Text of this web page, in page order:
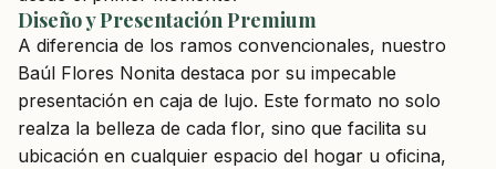
Diseño y Presentación Premium
A diferencia de los ramos convencionales, nuestro
Baúl Flores Nonita destaca por su impecable
presentación en caja de lujo. Este formato no solo
realza la belleza de cada flor, sino que facilita su
ubicación en cualquier espacio del hogar u oficina,